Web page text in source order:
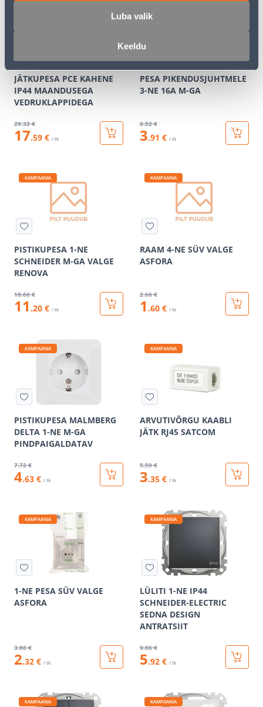
Luba valik
Keeldu
JÄTKUPESA PCE KAHENE
IP44 MAANDUSEGA
VEDRUKLAPPIDEGA
29.32 €
17.59 € / tk
PESA PIKENDUSJUHTMELE
3-NE 16A M-GA
6.52 €
3.91 € / tk
KAMPAANIA
PISTIKUPESA 1-NE
SCHNEIDER M-GA VALGE
RENOVA
18.66 €
11 .20 € / tk
KAMPAANIA
RAAM 4-NE SÜV VALGE
ASFORA
2.66 €
1 .60 € / tk
KAMPAANIA
PISTIKUPESA MALMBERG
DELTA 1-NE M-GA
PINDPAIGALDATAV
7.72 €
4.63 € / tk
KAMPAANIA
ARVUTIVÕRGU KAABLI
JÄTK RJ45 SATCOM
5.59 €
3.35 € / tk
KAMPAANIA
1-NE PESA SÜV VALGE
ASFORA
3.86 €
2.32 € / tk
KAMPAANIA
LÜLITI 1-NE IP44
SCHNEIDER-ELECTRIC
SEDNA DESIGN
ANTRATSIIT
9.86 €
5.92 € / tk
KAMPAANIA KAMPAANIA